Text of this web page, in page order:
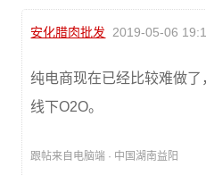
安化腊肉批发 2019-05-06
纯电商现在已经比较难做
线下O2O。
跟帖来自电脑端 · 中国湖南益阳